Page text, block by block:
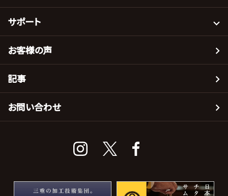
サポート
お客様の声
記事
お問い合わせ